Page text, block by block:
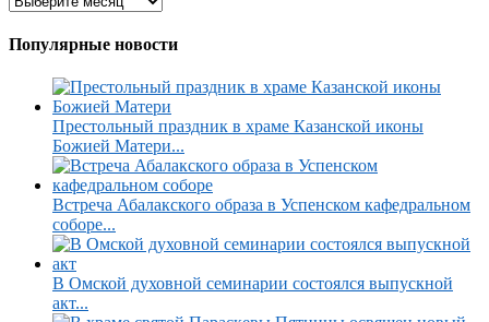
Популярные новости
Престольный праздник в храме Казанской иконы
Божией Матери...
Встреча Абалакского образа в Успенском кафедральном
соборе...
В Омской духовной семинарии состоялся выпускной
акт...